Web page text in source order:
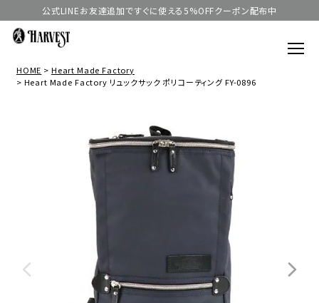
公式LINEお友達追加ですぐに使える5%OFFクーポン配布中
HOME
Heart Made Factory
Heart Made Factory リュックサック ポリコーティング FY-0896